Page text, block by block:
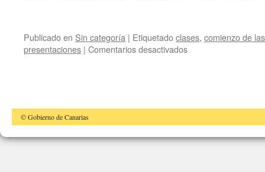
Publicado en Sin categoría | Etiquetadoclases, comienzo de
presentaciones | Comentarios desactivadosen
CLASES
26
© Gobierno de Canarias